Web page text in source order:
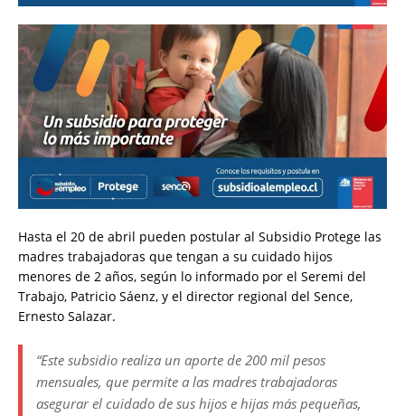
Hasta el 20 de abril pueden postular al Subsidio Protege las
madres trabajadoras que tengan a su cuidado hijos
menores de 2 años, según lo informado por el Seremi del
Trabajo, Patricio Sáenz, y el director regional del Sence,
Ernesto Salazar.
“Este subsidio realiza un aporte de 200 mil pesos
mensuales, que permite a las madres trabajadoras
asegurar el cuidado de sus hijos e hijas más pequeñas,